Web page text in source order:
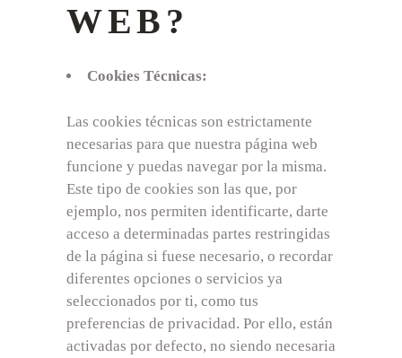
WEB?
Cookies Técnicas:
Las cookies técnicas son estrictamente
necesarias para que nuestra página web
funcione y puedas navegar por la misma.
Este tipo de cookies son las que, por
ejemplo, nos permiten identificarte, darte
acceso a determinadas partes restringidas
de la página si fuese necesario, o recordar
diferentes opciones o servicios ya
seleccionados por ti, como tus
preferencias de privacidad. Por ello, están
activadas por defecto, no siendo necesaria